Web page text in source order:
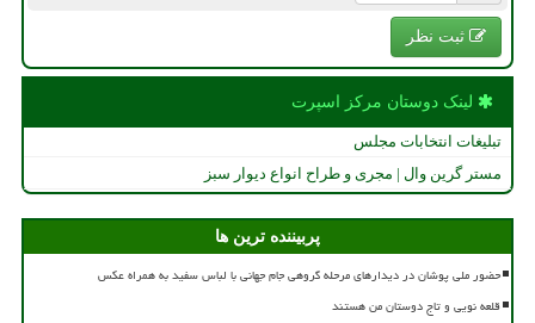
ثبت نظر
لینک دوستان مركز اسپرت
تبلیغات انتخابات مجلس
مستر گرین وال | مجری و طراح انواع دیوار سبز
پربیننده ترین ها
حضور ملی پوشان در دیدارهای مرحله گروهی جام جهانی با لباس سفید به همراه عکس
قلعه نویی و تاج دوستان من هستند